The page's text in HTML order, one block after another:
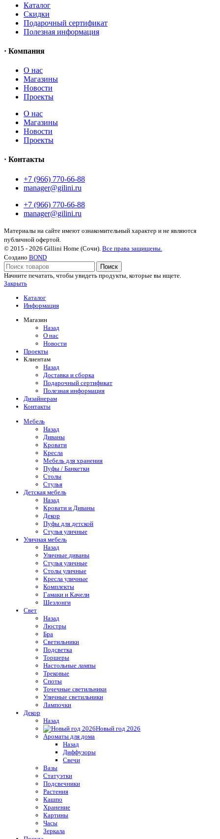
Каталог
Скидки
Подарочный сертификат
Полезная информация
· Компания
О нас
Магазины
Новости
Проекты
О нас
Магазины
Новости
Проекты
· Контакты
+7 (966) 770-66-88
manager@gilini.ru
+7 (966) 770-66-88
manager@gilini.ru
Материалы на сайте имеют ознакомительный характер и не являются
публичной офертой.
© 2015 - 2026 Gillini Home (Сочи). Все права защищены.
Создано BOND
Поиск
Начните печатать, чтобы увидеть продукты, которые вы ищете.
Закрыть
Каталог
Информация
Магазин
Назад
О нас
Новости
Проекты
Клиентам
Назад
Доставка и сборка
Подарочный сертификат
Полезная информация
Дизайнерам
Контакты
Мебель
Назад
Диваны
Кровати
Кресла
Мебель для хранения
Пуфы / Банкетки
Столы
Стулья
Детская мебель
Назад
Кровати и Диваны
Декор
Пуфы для детской
Стулья уличные
Уличная мебель
Назад
Уличные диваны
Стулья уличные
Столы уличные
Кресла уличные
Комплекты
Гамаки и Качели
Шезлонги
Свет
Назад
Люстры
Бра
Светильники
Подсветка
Торшеры
Настольные лампы
Трековые
Споты
Точечные светильники
Уличные светильники
Лампочки
Декор
Назад
Новый год 2026
Ароматы для дома
Назад
Диффузоры
Свечи
Вазы
Статуэтки
Подсвечники
Растения
Кашпо
Хранение
Картины
Часы
Зеркала